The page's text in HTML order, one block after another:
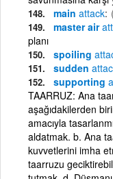
main attack
master air
planı
spoiling
sudden
supporting
TAARRUZ: Ana
aşağıdakilerden
amacıyla
aldatmak. b. Ana
kuvvetlerini imha
taarruzu